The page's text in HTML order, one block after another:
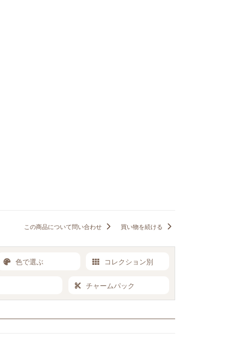
この商品について問い合わせ 買い物を続ける
色で選ぶ コレクション別
チャームパック